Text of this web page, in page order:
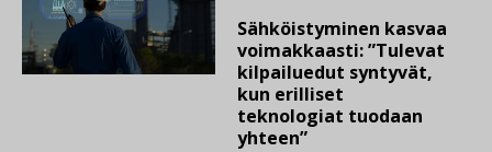
Sähköistyminen kasvaa
voimakkaasti: ”Tulevat
kilpailuedut syntyvät,
kun erilliset
teknologiat tuodaan
yhteen”